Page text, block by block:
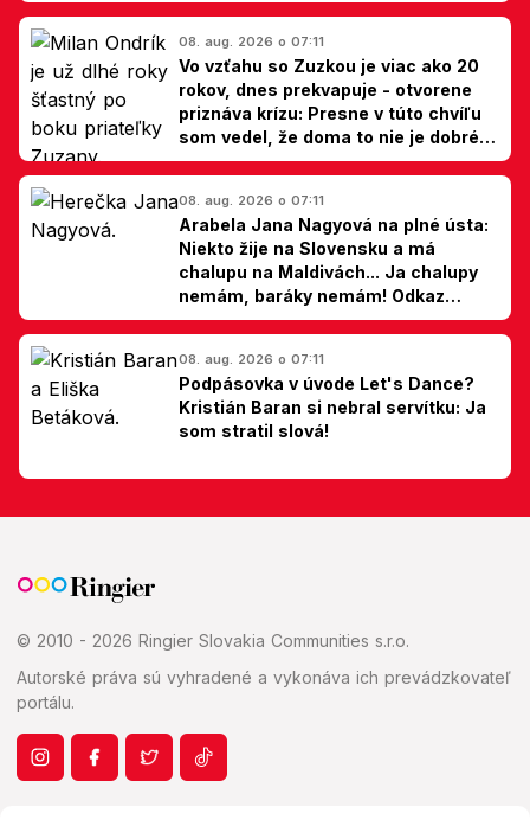
08. aug. 2026 o 07:11
Vo vzťahu so Zuzkou je viac ako 20
rokov, dnes prekvapuje - otvorene
priznáva krízu: Presne v túto chvíľu
som vedel, že doma to nie je dobré,
hovorí Milan Ondrík
08. aug. 2026 o 07:11
Arabela Jana Nagyová na plné ústa:
Niekto žije na Slovensku a má
chalupu na Maldivách... Ja chalupy
nemám, baráky nemám! Odkaz
Slovákom
08. aug. 2026 o 07:11
Podpásovka v úvode Let's Dance?
Kristián Baran si nebral servítku: Ja
som stratil slová!
© 2010 - 2026 Ringier Slovakia Communities s.r.o.
Autorské práva sú vyhradené a vykonáva ich prevádzkovateľ
portálu.